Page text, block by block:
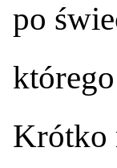
po
Krótko